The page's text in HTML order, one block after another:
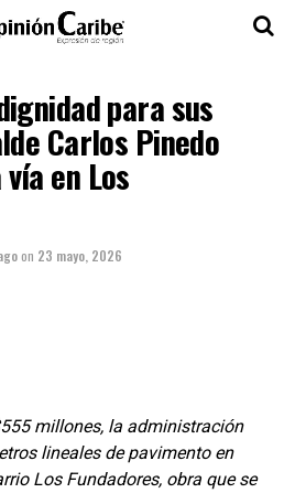
para sus
Carlos Pinedo
en Los
on 23 mayo, 2026
millones, la administración
lineales de pavimento en
Los Fundadores, obra que se